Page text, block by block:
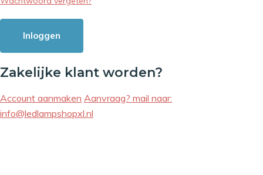
Inloggen
Zakelijke klant worden?
Account aanmaken Aanvraag? mail naar:
info@ledlampshopxl.nl